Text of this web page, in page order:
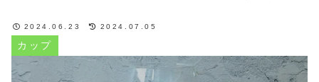
カップ
2024.06.23 2024.07.05